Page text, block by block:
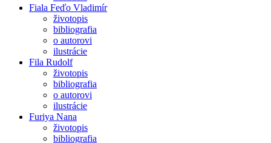
Fiala Feďo Vladimír
životopis
bibliografia
o autorovi
ilustrácie
Fila Rudolf
životopis
bibliografia
o autorovi
ilustrácie
Furiya Nana
životopis
bibliografia